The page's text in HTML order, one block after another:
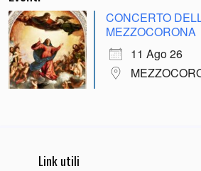
CONCERTO
MEZZOCORONA
11 Ago 26
Link utili